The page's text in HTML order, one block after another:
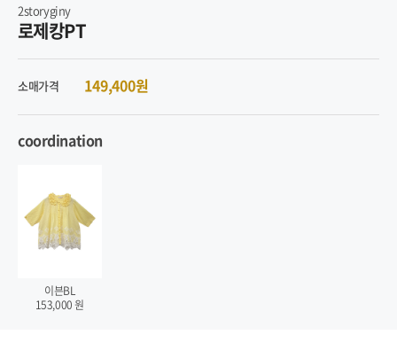
2storyginy
로제캉PT
소매가격 149,400원
coordination
이븐BL
153,000원